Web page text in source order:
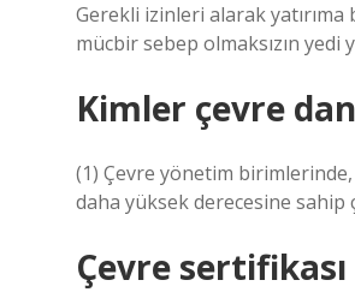
Gerekli izinleri alarak yatırıma
mücbir sebep olmaksızın yedi
Kimler çevre
(1) Çevre yönetim
daha yüksek derecesine sahip
Çevre